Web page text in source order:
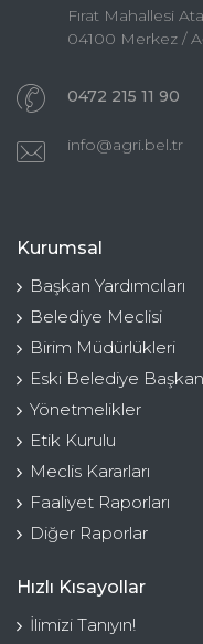
Fırat Mahallesi
04100 Merkez /
0472 215 11 90
info@agri.bel.tr
Kurumsal
Başkan Yardımcıları
Belediye Meclisi
Birim Müdürlükleri
Eski Belediye
Yönetmelikler
Etik Kurulu
Meclis Kararları
Faaliyet Raporları
Diğer Raporlar
Hızlı Kısayollar
İlimizi Tanıyın!